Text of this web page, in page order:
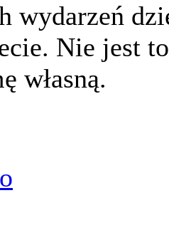
wydarzeń
Nie jest
własną.